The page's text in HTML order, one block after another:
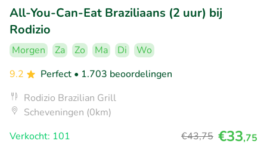
All-You-Can-Eat Braziliaans (2 uur) bij
Rodizio
Morgen Za Zo Ma Di
Wo
9.2
Perfect • 1.703 beoordelingen
Rodizio Brazilian Grill
Scheveningen (0km)
Verkocht: 101
€43,75 €33,75